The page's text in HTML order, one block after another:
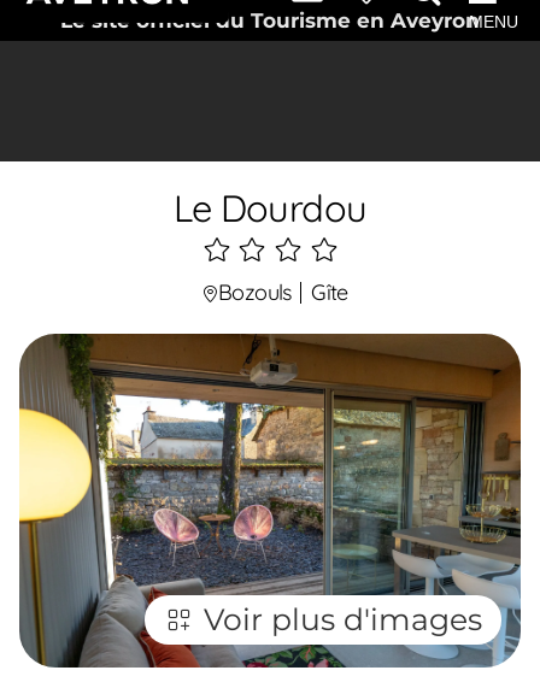
Le site officiel du Tourisme en AveyronMENU
Le Dourdou
4
étoiles
Bozouls Gîte
Voir plus d'images